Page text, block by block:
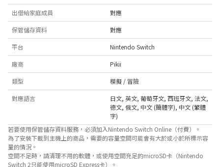
出借給家庭成員 對應
保管儲存資料 對應
平台 Nintendo Switch
廠商 Pikii
類型 模擬 / 冒險
對應語言 日文, 英文, 葡萄牙文, 西班牙文, 法文,
德文, 俄文, 中文 (簡體字), 中文 (繁體
字)
若要使用保管儲存資料服務，必須加入Nintendo Switch Online（付費）。
為了安裝下載到主機上的商品，需要的容量空間可能會有大於或小於所標示容
量的情況。
空間不足時，請清理不用的軟體，或使用空間充足的microSD卡（Nintendo
Switch 2只能使用microSD Express卡）。